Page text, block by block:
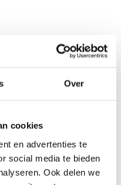
Over
cookies
en advertenties te
social media te bieden
Ook delen we